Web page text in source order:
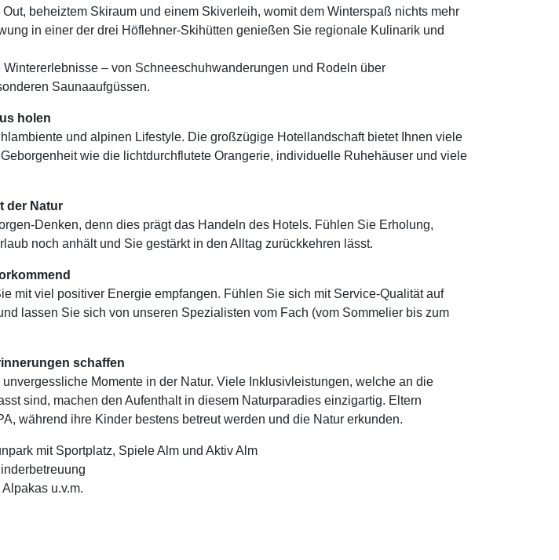
beheiztem Skiraum und einem Skiverleih, womit dem Winterspaß nichts mehr
in einer der drei Höflehner-Skihütten genießen Sie regionale Kulinarik und
– von Schneeschuhwanderungen und Rodeln über
Saunaaufgüssen.
holen
und alpinen Lifestyle. Die großzügige Hotellandschaft bietet Ihnen viele
wie die lichtdurchflutete Orangerie, individuelle Ruhehäuser und viele
der Natur
Denken, denn dies prägt das Handeln des Hotels. Fühlen Sie Erholung,
noch anhält und Sie gestärkt in den Alltag zurückkehren lässt.
mit viel positiver Energie empfangen. Fühlen Sie sich mit Service-Qualität auf
lassen Sie sich von unseren Spezialisten vom Fach (vom Sommelier bis zum
schaffen
Momente in der Natur. Viele Inklusivleistungen, welche an die
sind, machen den Aufenthalt in diesem Naturparadies einzigartig. Eltern
während ihre Kinder bestens betreut werden und die Natur erkunden.
mit Sportplatz, Spiele Alm und Aktiv Alm
u.v.m.